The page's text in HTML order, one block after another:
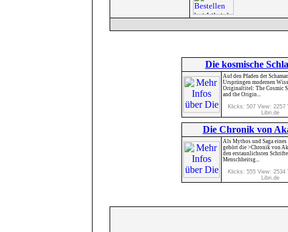
Die kosmische
Auf den Pfaden der
Ursprüngen modernen
Originaltitel: The Cosmic
and the Origin...
Klicks: 507 View: 2257
Libri.de
Die Chronik von
Als Mythos und Saga
gehört die >Chronik von
den erstaunlichsten
Menschheitsg...
Klicks: 555 View: 2534
Libri.de